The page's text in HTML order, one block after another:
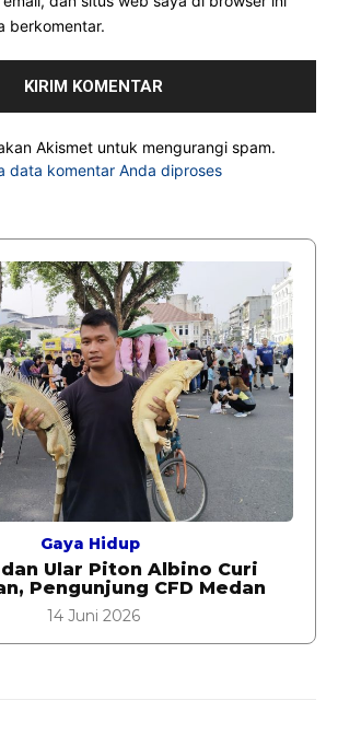
berkomentar.
Akismet untuk mengurangi spam.
data komentar Anda diproses
Gaya Hidup
Ular Piton Albino Curi
Pengunjung CFD Medan
14 Juni 2026